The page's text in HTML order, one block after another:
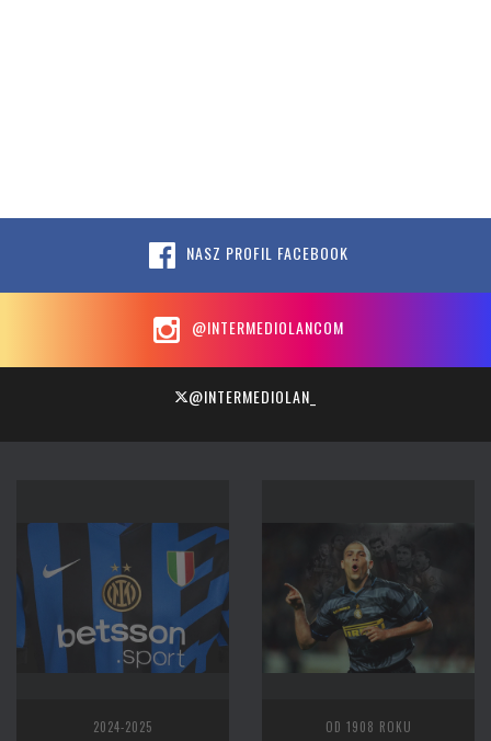
NASZ PROFIL FACEBOOK
@INTERMEDIOLANCOM
@INTERMEDIOLAN_
2024-2025 OD 1908 ROKU